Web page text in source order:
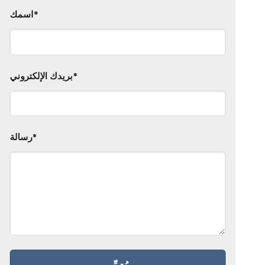
اسمك*
بريدك الإلكتروني*
رسالة*